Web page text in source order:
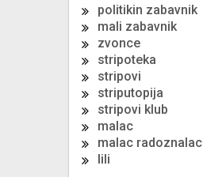
politikin zabavnik
mali zabavnik
zvonce
stripoteka
stripovi
striputopija
stripovi klub
malac
malac radoznalac
lili